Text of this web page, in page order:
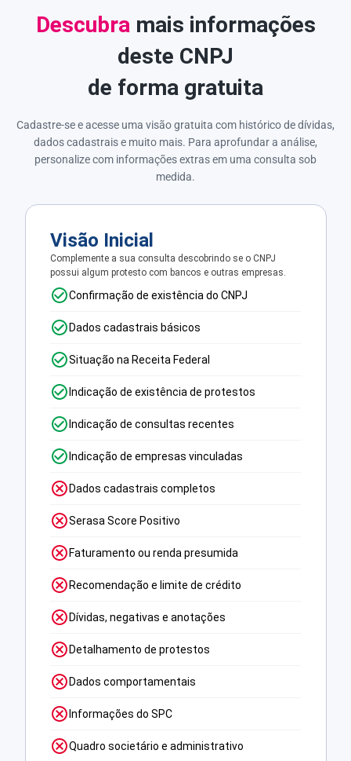
Descubra mais informações
deste CNPJ
de forma gratuita
Cadastre-se e acesse uma visão gratuita com histórico de dívidas,
dados cadastrais e muito mais. Para aprofundar a análise,
personalize com informações extras em uma consulta sob
medida.
Visão Inicial
Complemente a sua consulta descobrindo se o CNPJ
possui algum protesto com bancos e outras empresas.
Confirmação de existência do CNPJ
Dados cadastrais básicos
Situação na Receita Federal
Indicação de existência de protestos
Indicação de consultas recentes
Indicação de empresas vinculadas
Dados cadastrais completos
Serasa Score Positivo
Faturamento ou renda presumida
Recomendação e limite de crédito
Dívidas, negativas e anotações
Detalhamento de protestos
Dados comportamentais
Informações do SPC
Quadro societário e administrativo